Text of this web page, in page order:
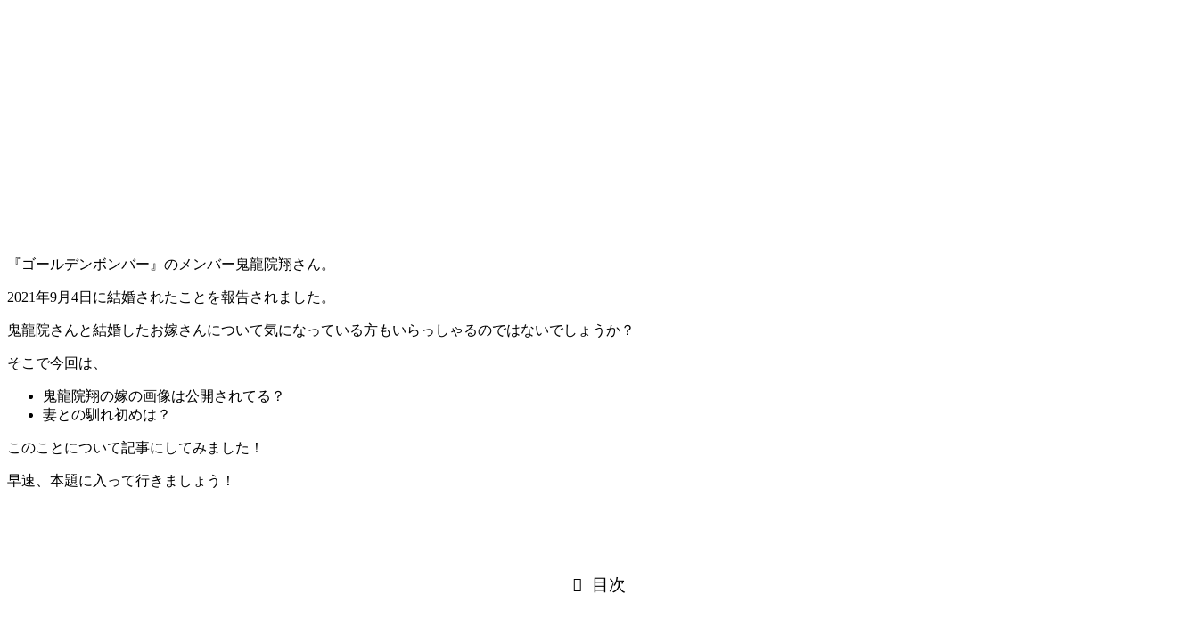
『ゴールデンボンバー』のメンバー鬼龍院翔さん。
2021年9月4日に結婚されたことを報告されました。
鬼龍院さんと結婚したお嫁さんについて気になっている方もいらっしゃるのではないでしょうか？
そこで今回は、
鬼龍院翔の嫁の画像は公開されてる？
妻との馴れ初めは？
このことについて記事にしてみました！
早速、本題に入って行きましょう！
目次